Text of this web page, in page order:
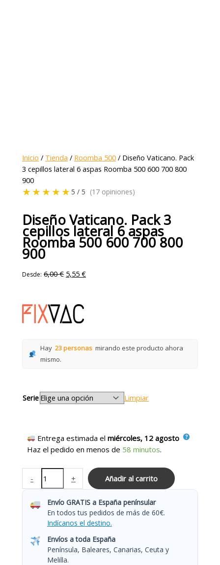
Inicio / Tienda / Roomba 500 / Diseño Vaticano. Pack
3 cepillos lateral 6 aspas Roomba 500 600 700 800
900
★★★★★ 5 / 5 (17 opiniones)
Diseño Vaticano. Pack 3
cepillos lateral 6 aspas
Roomba 500 600 700 800
900
Desde: 6,00€ 5,55€
Hay 23 personas mirando este producto ahora
mismo.
Serie Limpiar
Entrega estimada elmiércoles, 12 agosto
Haz el pedido en menos de 58 minutos.
- + Añadir al carrito
Envío GRATIS a España penínsular
En todos tus pedidos de más de 60€.
Indícanos el destino.
Envíos a toda España
Península, Baleares, Canarias, Ceuta y
Melilla.